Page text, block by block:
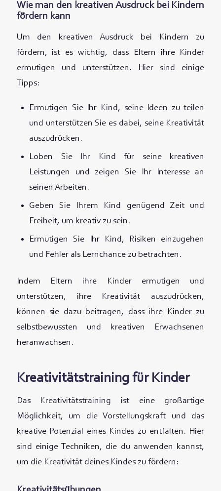
Wie man den kreativen Ausdruck bei Kindern
fördern kann
Um den kreativen Ausdruck bei Kindern zu
fördern, ist es wichtig, dass Eltern ihre Kinder
ermutigen und unterstützen. Hier sind einige
Tipps:
Ermutigen Sie Ihr Kind, seine Ideen zu teilen
und unterstützen Sie es dabei, seine Kreativität
auszudrücken.
Loben Sie Ihr Kind für seine kreativen
Leistungen und zeigen Sie Ihr Interesse an
seinen Arbeiten.
Geben Sie Ihrem Kind genügend Zeit und
Freiheit, um kreativ zu sein.
Ermutigen Sie Ihr Kind, Risiken einzugehen
und Fehler als Lernchance zu betrachten.
Indem Eltern ihre Kinder ermutigen und
unterstützen, ihre Kreativität auszudrücken,
können sie dazu beitragen, dass ihre Kinder zu
selbstbewussten und kreativen Erwachsenen
heranwachsen.
Kreativitätstraining für Kinder
Das Kreativitätstraining ist eine großartige
Möglichkeit, um die Vorstellungskraft und das
kreative Potenzial eines Kindes zu entfalten. Hier
sind einige Techniken, die du anwenden kannst,
um die Kreativität deines Kindes zu fördern: